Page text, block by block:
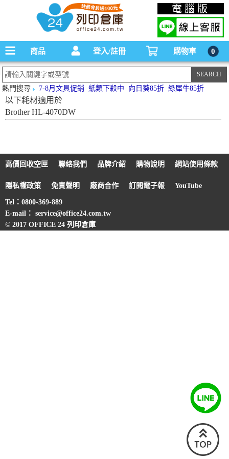
碳粉匣，墨水匣,原廠碳粉匣，副廠碳粉匣，環保碳粉匣,連續供墨印表機-office24列印
倉庫線上購物手機版
電腦版
商品 登入/註冊 購物車 0
熱門搜尋 7-8月文具促銷 紙類下殺中 向日葵85折 綠犀牛85折
以下耗材適用於
Brother HL-4070DW
高價回收空匣 聯絡我們 品牌介紹 購物說明 網站使用條款
隱私權政策 免責聲明 廠商合作 訂閱電子報 YouTube
Tel：0800-369-889
E-mail： service@office24.com.tw
© 2017 OFFICE 24 列印倉庫